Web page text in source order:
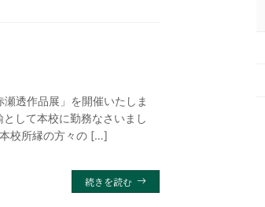
透作品展」を開催いたしま
して本校に勤務なさいまし
校所縁の方々の […]
続きを読む